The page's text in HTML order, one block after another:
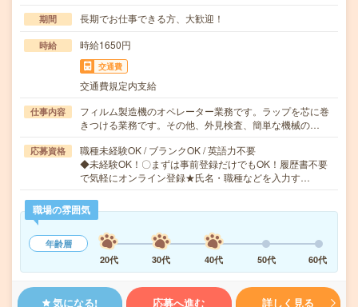
期間 長期でお仕事できる方、大歓迎！
時給 時給1650円
交通費
交通費規定内支給
仕事内容
フィルム製造機のオペレーター業務です。ラップを芯に巻
きつける業務です。その他、外見検査、簡単な機械の…
応募資格
職種未経験OK / ブランクOK / 英語力不要
◆未経験OK！〇まずは事前登録だけでもOK！履歴書不要
で気軽にオンライン登録★氏名・職種などを入力す…
職場の雰囲気
年齢層
20代
30代 40代 50代 60代
気になる! 応募へ進む 詳しく見る